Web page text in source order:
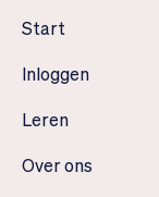
Start
Inloggen
Leren
Over ons